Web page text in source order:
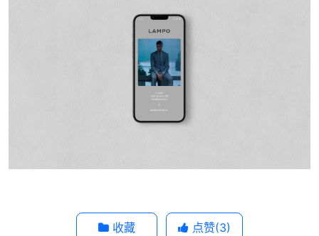
收藏 点赞(3)